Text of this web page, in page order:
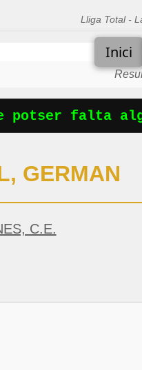
Lliga Total -
Inici
potser falta
GERMAN
C.E.